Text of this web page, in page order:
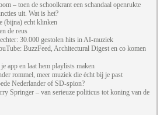
– toen de schoolkrant een schandaal openrukte
uit. Wat is het?
(bijna) echt klinken
de reus
30.000 gestolen hits in AI-muziek
BuzzFeed, Architectural Digest en co komen
app en laat hem playlists maken
rommel, meer muziek die écht bij je past
Nederlander of SD-spion?
Springer – van serieuze politicus tot koning van de